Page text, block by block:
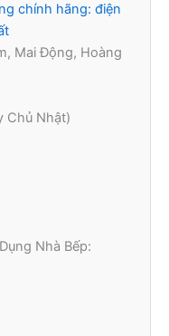
chính hãng: điện
Mai Động, Hoàng
Chủ Nhật)
Nhà Bếp: